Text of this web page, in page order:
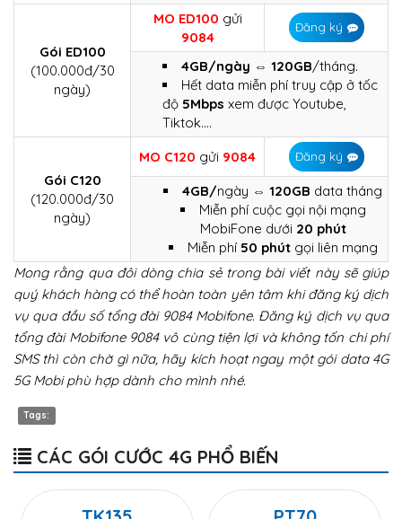
Gói ED100
(100.000đ/30
ngày)
MO ED100 gửi
9084
Đăng ký
4GB/ngày ⇔​ 120GB/tháng.
Hết data miễn phí truy cập ở tốc
độ 5Mbps xem được Youtube,
Tiktok….
Gói C120
(120.000đ/30
ngày)
MO C120 gửi 9084 Đăng ký
4GB/ngày ⇔​ 120GB data tháng
Miễn phí cuộc gọi nội mạng
MobiFone dưới 20 phút
Miễn phí 50 phútgọi liên mạng
Mong rằng qua đôi dòng chia sẻ trong bài viết này sẽ giúp
quý khách hàng có thể hoàn toàn yên tâm khi đăng ký dịch
vụ qua đầu số tổng đài 9084 Mobifone. Đăng ký dịch vụ qua
tổng đài Mobifone 9084 vô cùng tiện lợi và không tốn chi phí
SMS thì còn chờ gì nữa, hãy kích hoạt ngay một gói data 4G
5G Mobi phù hợp dành cho mình nhé.
Tags:
CÁC GÓI CƯỚC 4G PHỔ BIẾN